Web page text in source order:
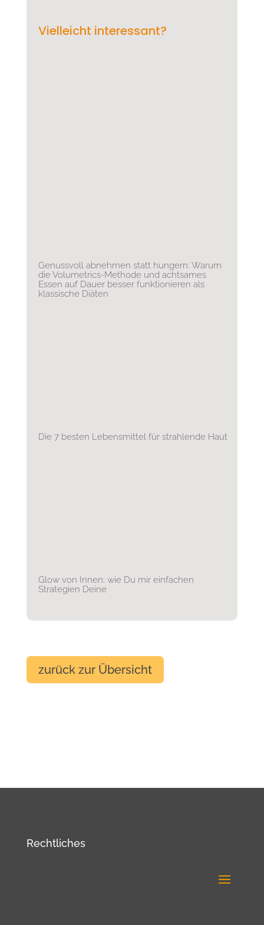
Vielleicht interessant?
Genussvoll abnehmen statt hungern: Warum
die Volumetrics-Methode und achtsames
Essen auf Dauer besser funktionieren als
klassische Diäten
Die 7 besten Lebensmittel für strahlende Haut
Glow von Innen: wie Du mir einfachen
Strategien Deine
zurück zur Übersicht
Rechtliches